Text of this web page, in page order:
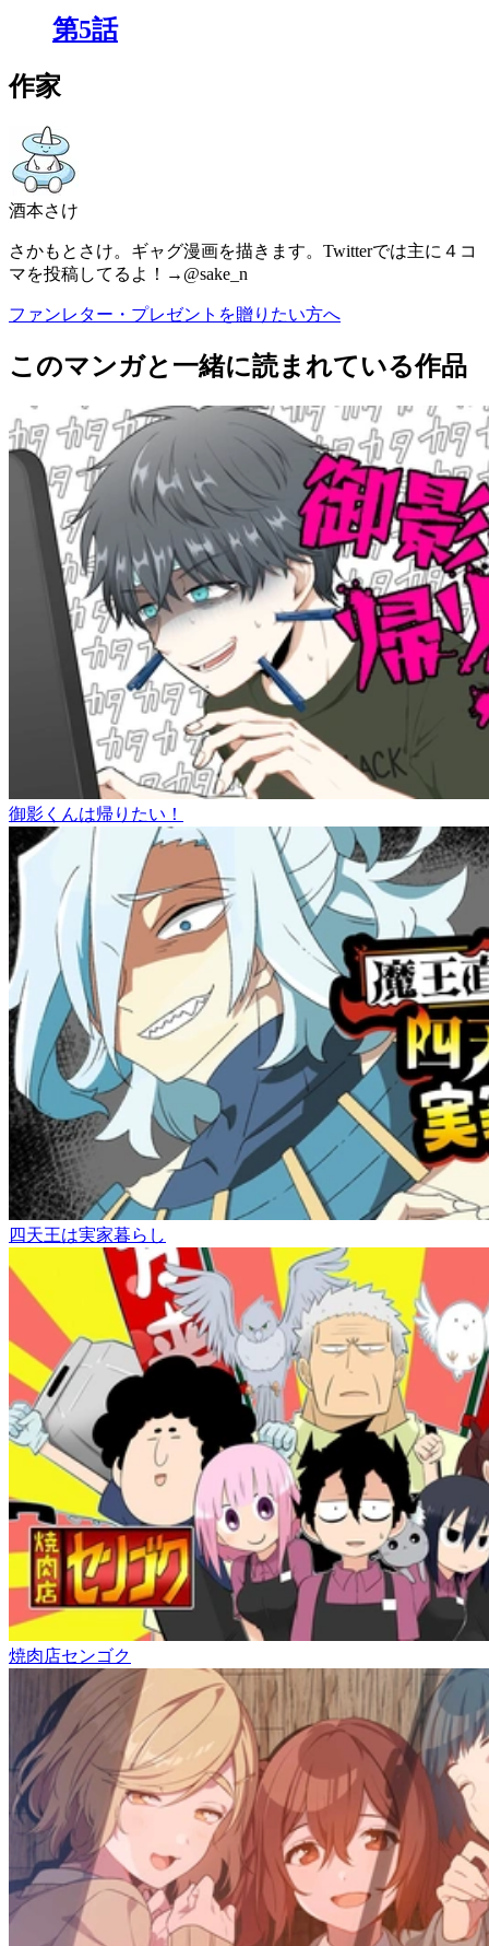
第5話
作家
酒本さけ
さかもとさけ。ギャグ漫画を描きます。Twitterでは主に４コ
マを投稿してるよ！→@sake_n
ファンレター・プレゼントを贈りたい方へ
このマンガと一緒に読まれている作品
御影くんは帰りたい！
四天王は実家暮らし
焼肉店センゴク